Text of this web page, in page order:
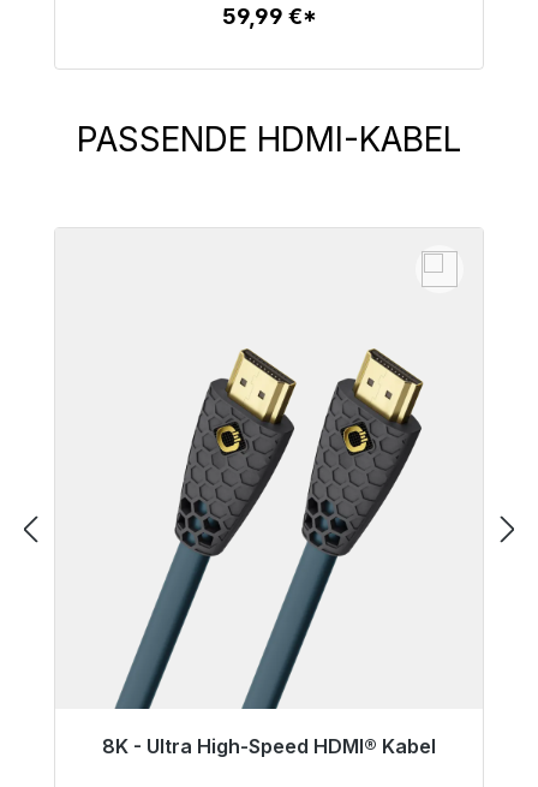
59,99 €*
Produktgalerie überspringen
PASSENDE HDMI-KABEL
8K - Ultra High-Speed HDMI® Kabel